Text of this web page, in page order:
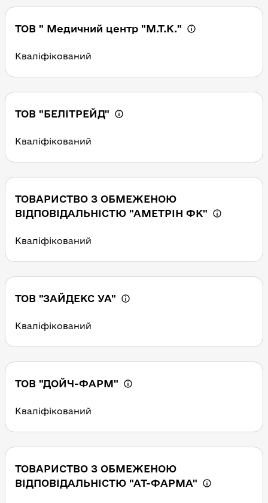
ТОВ " Медичний центр "М.Т.К."
Кваліфікований
ТОВ "БЕЛІТРЕЙД"
Кваліфікований
ТОВАРИСТВО З ОБМЕЖЕНОЮ
ВІДПОВІДАЛЬНІСТЮ "АМЕТРІН ФК"
Кваліфікований
ТОВ "ЗАЙДЕКС УА"
Кваліфікований
ТОВ "ДОЙЧ-ФАРМ"
Кваліфікований
ТОВАРИСТВО З ОБМЕЖЕНОЮ
ВІДПОВІДАЛЬНІСТЮ "АТ-ФАРМА"